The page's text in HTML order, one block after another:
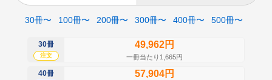
30冊〜 100冊〜 200冊〜 300冊〜 400冊〜 500冊〜
30冊
注文
49,962円
一冊当たり1,665円
40冊 57,904円